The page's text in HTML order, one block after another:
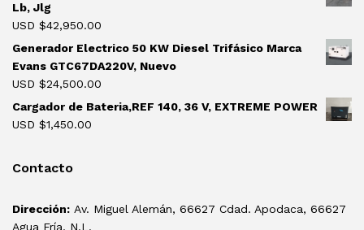
Lb, Jlg
USD $42,950.00
Generador Electrico 50 KW Diesel Trifásico Marca
Evans GTC67DA220V, Nuevo
USD $24,500.00
Cargador de Bateria,REF 140, 36 V, EXTREME POWER
USD $1,450.00
Contacto
Dirección: Av. Miguel Alemán, 66627 Cdad. Apodaca, 66627
Agua Fría, N.L.